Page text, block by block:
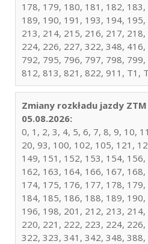
178, 179, 180, 181, 182,
189, 190, 191, 193, 194,
213, 214, 215, 216, 217,
224, 226, 227, 322, 348,
792, 795, 796, 797, 798,
812, 813, 821, 822, 911, T1,
Zmiany rozkładu jazdy
05.08.2026:
0, 1, 2, 3, 4, 5, 6, 7, 8, 9, 10,
20, 93, 100, 102, 105, 121,
149, 151, 152, 153, 154,
162, 163, 164, 166, 167,
174, 175, 176, 177, 178,
184, 185, 186, 188, 189,
196, 198, 201, 212, 213,
220, 221, 222, 223, 224,
322, 323, 341, 342, 348,